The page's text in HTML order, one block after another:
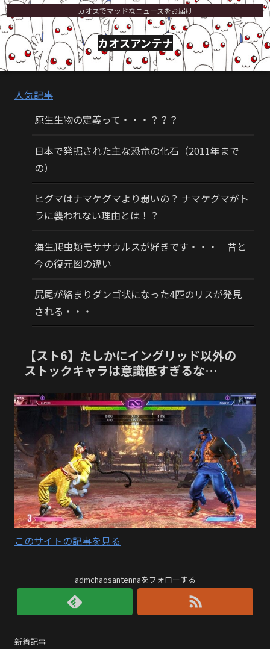
カオスでマッドなニュースをお届け
カオスアンテナ
人気記事
原生生物の定義って・・・？？？
日本で発掘された主な恐竜の化石（2011年まで
の）
ヒグマはナマケグマより弱いの？ ナマケグマがト
ラに襲われない理由とは！？
海生爬虫類モササウルスが好きです・・・ 昔と
今の復元図の違い
尻尾が絡まりダンゴ状になった4匹のリスが発見
される・・・
【スト6】たしかにイングリッド以外の
ストックキャラは意識低すぎるな…
このサイトの記事を見る
admchaosantennaをフォローする
新着記事